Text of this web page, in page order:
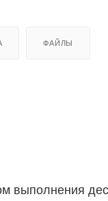
ФАЙЛЫ
выполнения